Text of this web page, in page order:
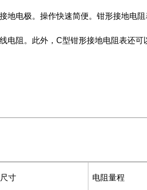
地电极。操作快速简便。钳形接地电
电阻。此外，C型钳形接地电阻表还可
寸 电阻量程